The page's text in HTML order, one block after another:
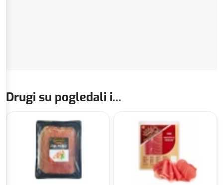
Drugi su pogledali i...